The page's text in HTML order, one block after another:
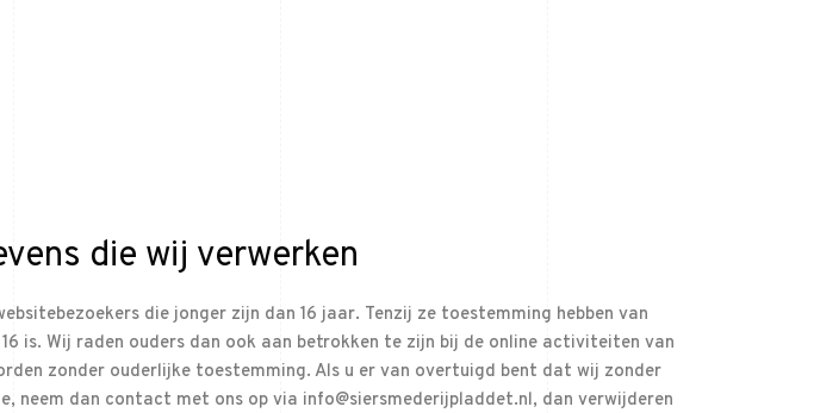
die wij verwerken
die jonger zijn dan 16 jaar. Tenzij ze toestemming hebben van
is. Wij raden ouders dan ook aan betrokken te zijn bij de online activiteiten van
zonder ouderlijke toestemming. Als u er van overtuigd bent dat wij zonder
neem dan contact met ons op via info@siersmederijpladdet.nl, dan verwijderen